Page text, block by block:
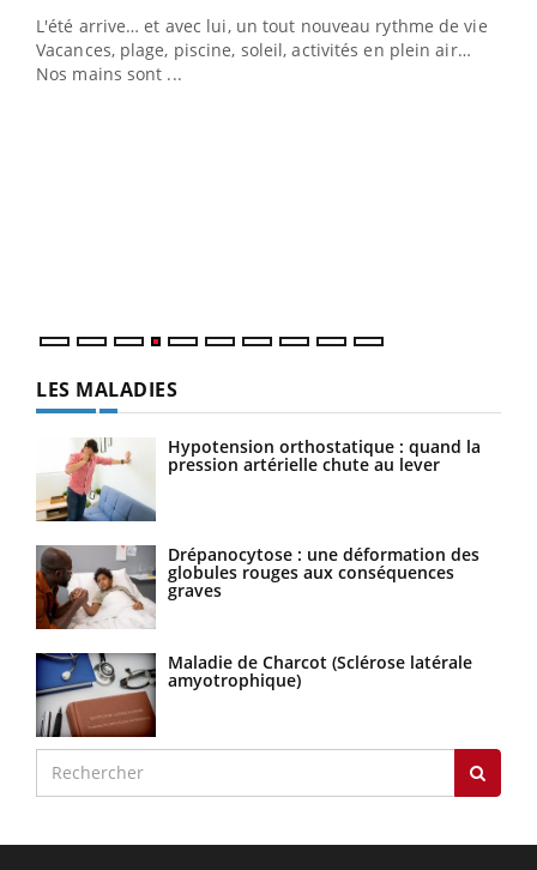
L'été arrive… et avec lui, un tout nouveau rythme de vie !
Vacances, plage, piscine, soleil, activités en plein air…
Nos mains sont ...
LES MALADIES
Hypotension orthostatique : quand la
pression artérielle chute au lever
Drépanocytose : une déformation des
globules rouges aux conséquences
graves
Maladie de Charcot (Sclérose latérale
amyotrophique)